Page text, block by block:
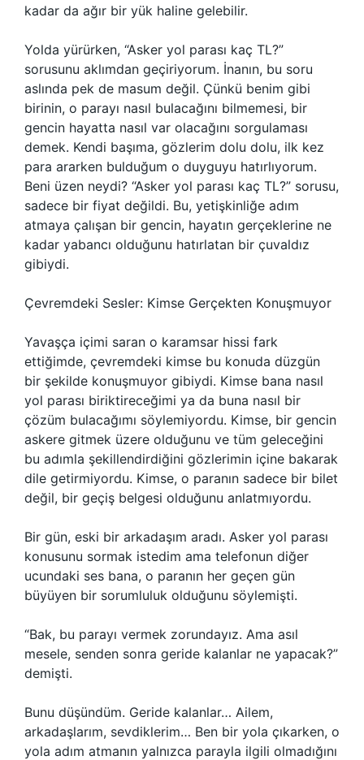
kadar da ağır bir yük haline gelebilir.
Yolda yürürken, “Asker yol parası kaç TL?”
sorusunu aklımdan geçiriyorum. İnanın, bu soru
aslında pek de masum değil. Çünkü benim gibi
birinin, o parayı nasıl bulacağını bilmemesi, bir
gencin hayatta nasıl var olacağını sorgulaması
demek. Kendi başıma, gözlerim dolu dolu, ilk kez
para ararken bulduğum o duyguyu hatırlıyorum.
Beni üzen neydi? “Asker yol parası kaç TL?” sorusu,
sadece bir fiyat değildi. Bu, yetişkinliğe adım
atmaya çalışan bir gencin, hayatın gerçeklerine ne
kadar yabancı olduğunu hatırlatan bir çuvaldız
gibiydi.
Çevremdeki Sesler: Kimse Gerçekten Konuşmuyor
Yavaşça içimi saran o karamsar hissi fark
ettiğimde, çevremdeki kimse bu konuda düzgün
bir şekilde konuşmuyor gibiydi. Kimse bana nasıl
yol parası biriktireceğimi ya da buna nasıl bir
çözüm bulacağımı söylemiyordu. Kimse, bir gencin
askere gitmek üzere olduğunu ve tüm geleceğini
bu adımla şekillendirdiğini gözlerimin içine bakarak
dile getirmiyordu. Kimse, o paranın sadece bir bilet
değil, bir geçiş belgesi olduğunu anlatmıyordu.
Bir gün, eski bir arkadaşım aradı. Asker yol parası
konusunu sormak istedim ama telefonun diğer
ucundaki ses bana, o paranın her geçen gün
büyüyen bir sorumluluk olduğunu söylemişti.
“Bak, bu parayı vermek zorundayız. Ama asıl
mesele, senden sonra geride kalanlar ne yapacak?”
demişti.
Bunu düşündüm. Geride kalanlar… Ailem,
arkadaşlarım, sevdiklerim… Ben bir yola çıkarken, o
yola adım atmanın yalnızca parayla ilgili olmadığını